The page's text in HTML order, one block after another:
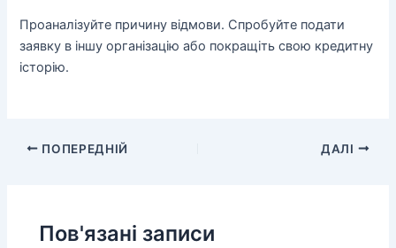
Проаналізуйте причину відмови. Спробуйте подати
заявку в іншу організацію або покращіть свою кредитну
історію.
ПОПЕРЕДНІЙ ДАЛІ
Пов'язані записи